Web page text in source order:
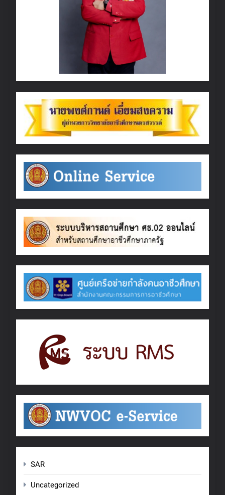
SAR
Uncategorized